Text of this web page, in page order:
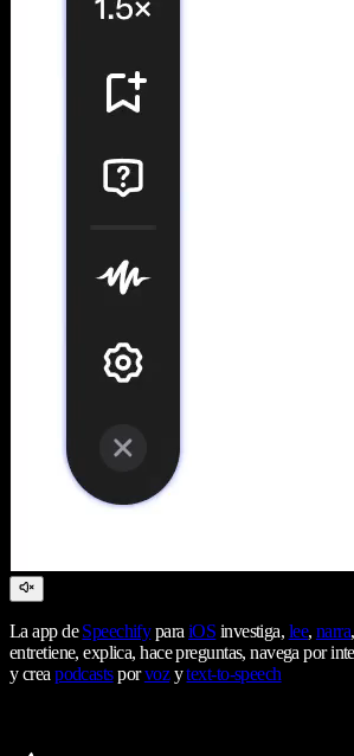
La app deSpeechifyparaiOS investiga, lee, narra
entretiene, explica, hace preguntas, navega por
y creapodcastsporvozytext-to-speech